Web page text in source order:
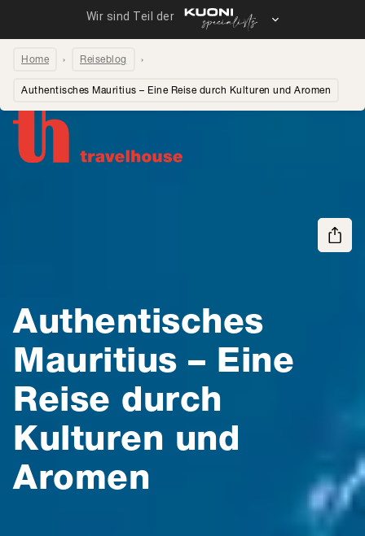
Home Reiseblog
Authentisches Mauritius – Eine Reise durch Kulturen und Aromen
Authentisches
Mauritius – Eine
Reise durch
Kulturen und
Aromen